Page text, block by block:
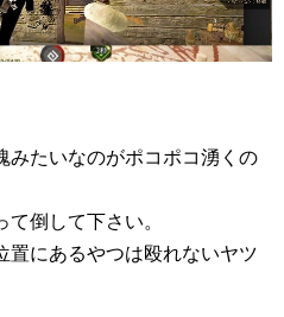
みたいなのがポコポコ湧くの
倒して下さい。
置にあるやつは殴れないヤツ